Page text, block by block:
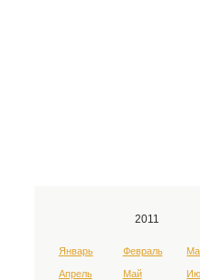
2011
Январь Февраль
Апрель Май